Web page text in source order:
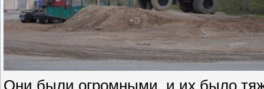
Они были огромными, и их было